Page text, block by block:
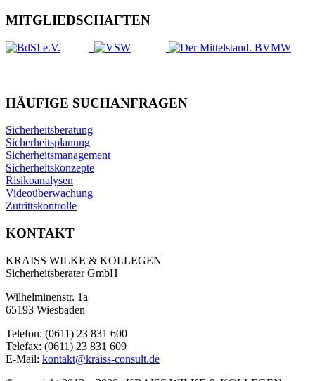
MITGLIEDSCHAFTEN
HÄUFIGE SUCHANFRAGEN
Sicherheitsberatung
Sicherheitsplanung
Sicherheitsmanagement
Sicherheitskonzepte
Risikoanalysen
Videoüberwachung
Zutrittskontrolle
KONTAKT
KRAISS WILKE & KOLLEGEN
Sicherheitsberater GmbH
Wilhelminenstr. 1a
65193 Wiesbaden
Telefon: (0611) 23 831 600
Telefax: (0611) 23 831 609
E-Mail: kontakt@kraiss-consult.de